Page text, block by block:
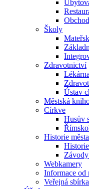
Školy
Zdravotnictví
Ústav
Městská
Církve
Husův
Historie města
Webkamery
Informace od
Veřejná sbírka